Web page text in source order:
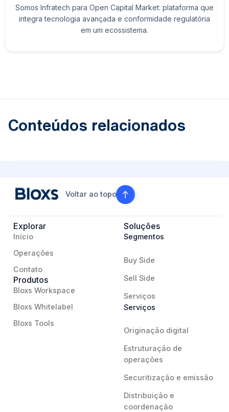
Somos Infratech para Open Capital Market: plataforma que
integra tecnologia avançada e conformidade regulatória
em um ecossistema.
Conteúdos relacionados
Voltar ao topo
Explorar
Início
Operações
Contato
Produtos
Bloxs Workspace
Bloxs Whitelabel
Bloxs Tools
Soluções
Segmentos
Buy Side
Sell Side
Serviços
Serviços
Originação digital
Estruturação de
operações
Securitização e emissão
Distribuição e
coordenação